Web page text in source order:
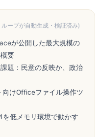
ープが自動生成・検証済み)
が公開した最大規模の
要
題：民意の反映か、政治
けOfficeファイル操作ツ
低メモリ環境で動かす